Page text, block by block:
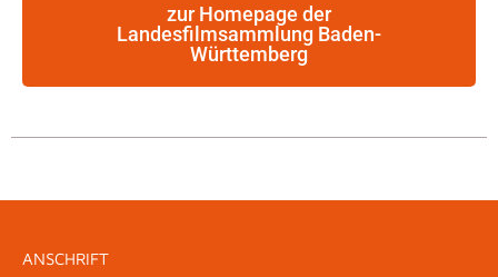
zur Homepage der
Landesfilmsammlung Baden-
Württemberg
ANSCHRIFT